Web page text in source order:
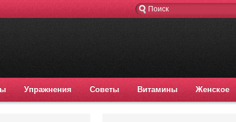
Упражнения Советы Витамины Женское